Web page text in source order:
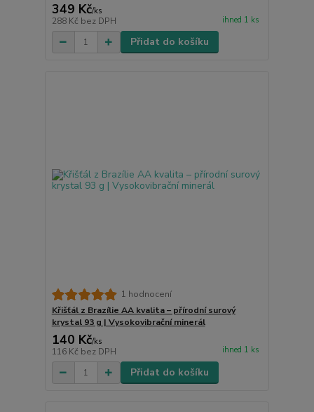
349 Kč/ks
288 Kč bez DPH ihned 1 ks
Přidat do košíku
1 hodnocení
Křišťál z Brazílie AA kvalita – přírodní surový
krystal 93 g | Vysokovibrační minerál
140 Kč/ks
116 Kč bez DPH ihned 1 ks
Přidat do košíku